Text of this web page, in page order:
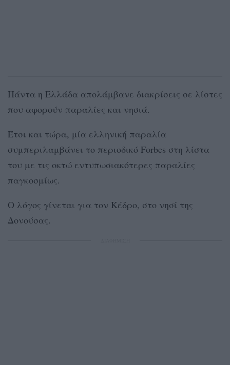
Πάντα η Ελλάδα απολάμβανε διακρίσεις σε λίστες
που αφορούν παραλίες και νησιά.
Έτσι και τώρα, μία ελληνική παραλία
συμπεριλαμβάνει το περιοδικό Forbes στη λίστα
του με τις οκτώ εντυπωσιακότερες παραλίες
παγκοσμίως.
Ο λόγος γίνεται για τον Κέδρο, στο νησί της
Δονούσας.